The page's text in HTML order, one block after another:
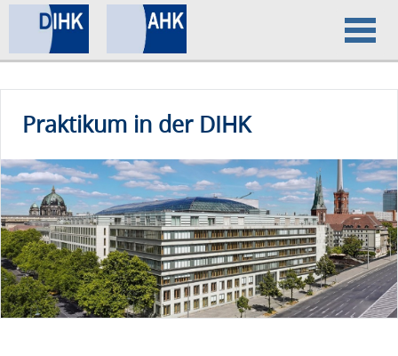
Datenschutz
Impressum
Praktikum in der DIHK